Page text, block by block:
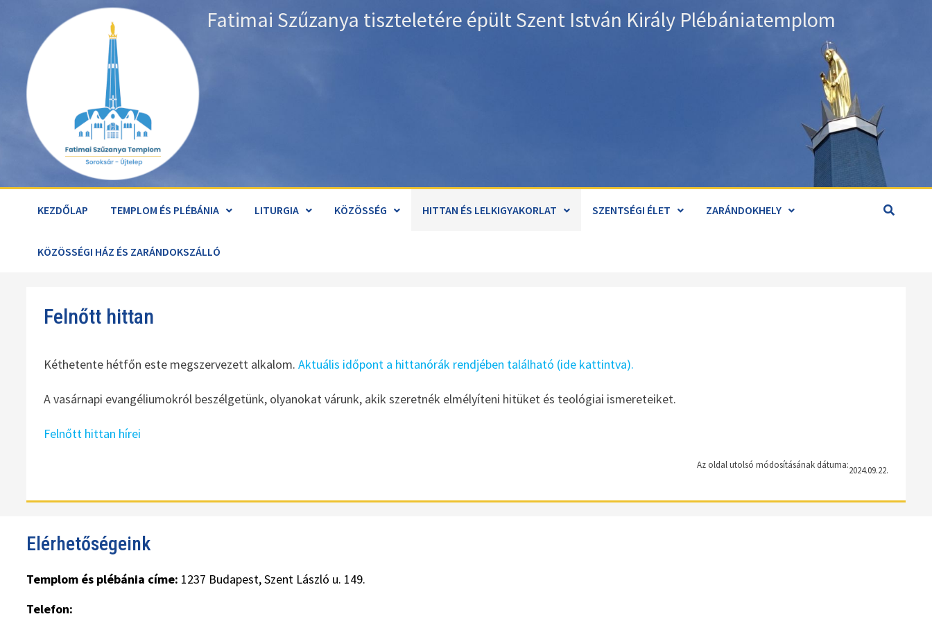
Fatimai Szűzanya tiszteletére épült Szent István Király Plébániatemplom
KEZDŐLAP TEMPLOM ÉS PLÉBÁNIA LITURGIA KÖZÖSSÉG HITTAN ÉS LELKIGYAKORLAT SZENTSÉGI ÉLET ZARÁNDOKHELY
KÖZÖSSÉGI HÁZ ÉS ZARÁNDOKSZÁLLÓ
Felnőtt hittan
Kéthetente hétfőn este megszervezett alkalom.Aktuális időpont a hittanórák rendjében található (ide kattintva).
A vasárnapi evangéliumokról beszélgetünk, olyanokat várunk, akik szeretnék elmélyíteni hitüket és teológiai ismereteiket.
Felnőtt hittan hírei
Az oldal utolsó módosításának dátuma:2024.09.22.
Elérhetőségeink
Templom és plébánia címe: 1237 Budapest, Szent László u. 149.
Telefon: